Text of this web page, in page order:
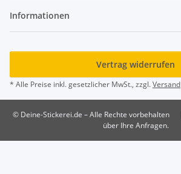
Informationen
Vertrag widerrufen
* Alle Preise inkl. gesetzlicher MwSt., zzgl.Versand
© Deine-Stickerei.de – Alle Rechte vorbehalten
über Ihre Anfragen.